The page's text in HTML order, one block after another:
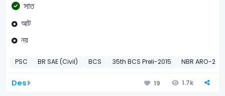
সাত
আট
নয়
PSC BR SAE (Civil) BCS 35th BCS Preli-2015 NBR ARO-
Des 19 1.7k